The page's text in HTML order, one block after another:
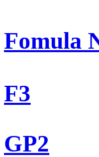
Fomula
F3
GP2